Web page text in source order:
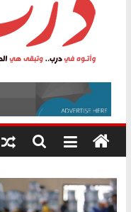
أين؟
في
درب
وأتوه
درب..
وتبقى
هي